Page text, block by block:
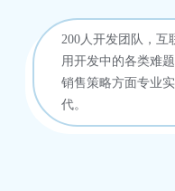
200人开发团队，互
用开发中的各类难
销售策略方面专业
代。